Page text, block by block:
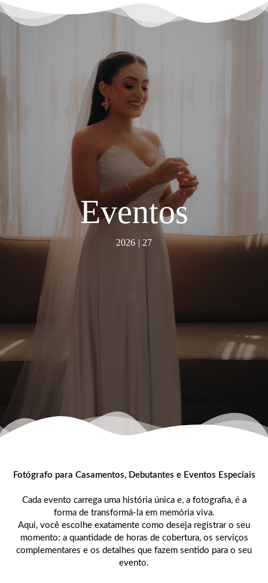
Eventos
2026 | 27
Fotógrafo para Casamentos, Debutantes e Eventos Especiais
Cada evento carrega uma história única e, a fotografia, é a
forma de transformá-la em memória viva.
Aqui, você escolhe exatamente como deseja registrar o seu
momento: a quantidade de horas de cobertura, os serviços
complementares e os detalhes que fazem sentido para o seu
evento.